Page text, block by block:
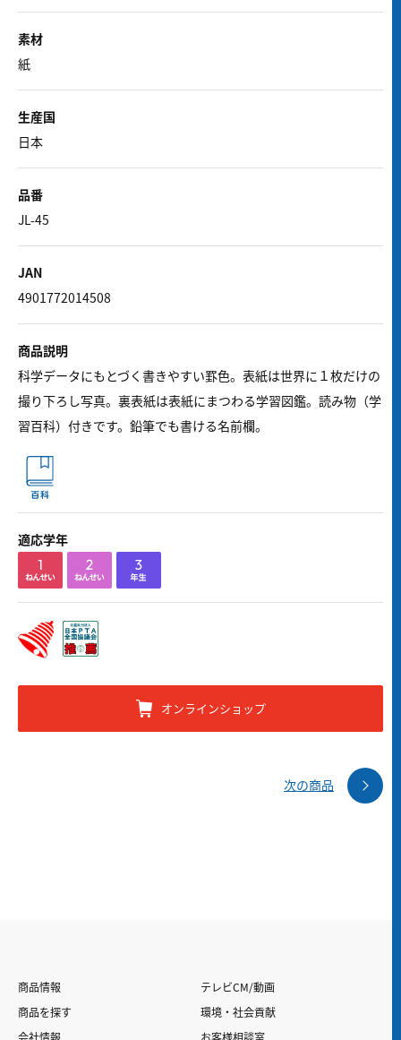
素材
紙
生産国
日本
品番
JL-45
JAN
4901772014508
商品説明
科学データにもとづく書きやすい罫色。表紙は世界に１枚だけの
撮り下ろし写真。裏表紙は表紙にまつわる学習図鑑。読み物（学
習百科）付きです。鉛筆でも書ける名前欄。
適応学年
オンラインショップ
次の商品
商品情報
商品を探す
会社情報
テレビCM/動画
環境・社会貢献
お客様相談室